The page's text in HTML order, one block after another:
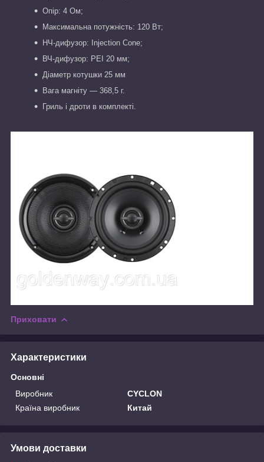
Опір: 4 Ом;
Максимальна потужність: 120 Вт;
НЧ-дифузор: Injection Cone;
ВЧ-дифузор: PEI 20 мм;
Діаметр котушки 25 мм
Вага магніту — 368,5 г.
Гриль і дроти в комплекті.
Приховати
Характеристики
Основні
Виробник
CYCLON
Країна виробник
Китай
Умови доставки